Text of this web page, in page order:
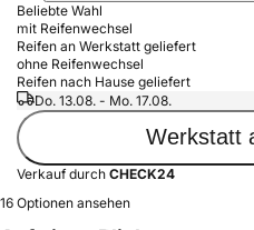
Beliebte Wahl
mit Reifenwechsel
Reifen an Werkstatt geliefert
ohne Reifenwechsel
Reifen nach Hause geliefert
Do. 13.08. - Mo. 17.08.
Werkstatt
Verkauf durch CHECK24
16 Optionen ansehen